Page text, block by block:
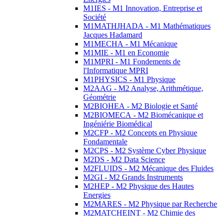
M1IES - M1 Innovation, Entreprise et
Société
M1MATHJHADA - M1 Mathématiques
Jacques Hadamard
M1MECHA - M1 Mécanique
M1MIE - M1 en Economie
M1MPRI - M1 Fondements de
l'Informatique MPRI
M1PHYSICS - M1 Physique
M2AAG - M2 Analyse, Arithmétique,
Géométrie
M2BIOHEA - M2 Biologie et Santé
M2BIOMECA - M2 Biomécanique et
Ingéniérie Biomédical
M2CFP - M2 Concepts en Physique
Fondamentale
M2CPS - M2 Système Cyber Physique
M2DS - M2 Data Science
M2FLUIDS - M2 Mécanique des Fluides
M2GI - M2 Grands Instruments
M2HEP - M2 Physique des Hautes
Energies
M2MARES - M2 Physique par Recherche
M2MATCHEINT - M2 Chimie des